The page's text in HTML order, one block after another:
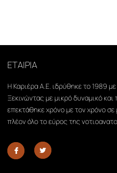
ΕΤΑΙΡΙΑ
Η Καριέρα Α.Ε. ιδρύθηκε το 1989
Ξεκινώντας με μικρό δυναμικό
επεκτάθηκε χρόνο με τον χρόνο σε
πλέον όλο το εύρος της